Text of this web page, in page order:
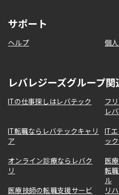
サポート
ヘルプ 個
レバレジーズグループ
ITの仕事探しはレバテック
フ
レ
IT転職ならレバテックキャリ
ア
IT
ッ
オンライン診療ならレバク
リ
医
転
ル
医療技師の転職支援サービ
リ